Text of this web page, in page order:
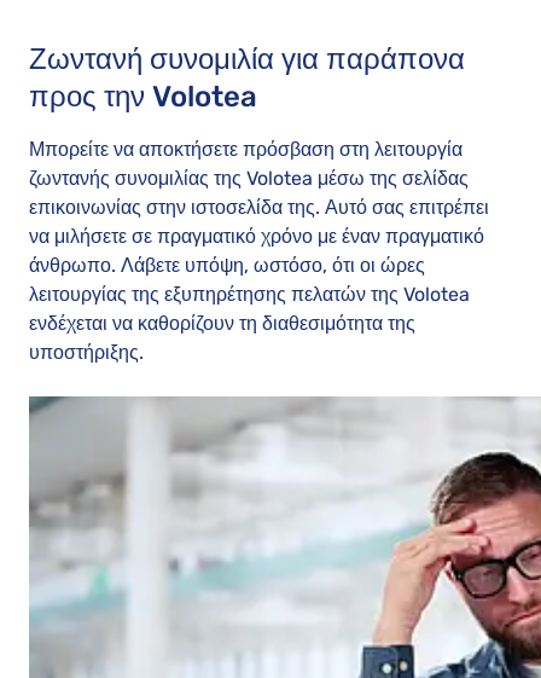
Ζωντανή συνομιλία για παράπονα
προς την Volotea
Μπορείτε να αποκτήσετε πρόσβαση στη λειτουργία
ζωντανής συνομιλίας της Volotea μέσω της σελίδας
επικοινωνίας στην ιστοσελίδα της. Αυτό σας επιτρέπει
να μιλήσετε σε πραγματικό χρόνο με έναν πραγματικό
άνθρωπο. Λάβετε υπόψη, ωστόσο, ότι οι ώρες
λειτουργίας της εξυπηρέτησης πελατών της Volotea
ενδέχεται να καθορίζουν τη διαθεσιμότητα της
υποστήριξης.